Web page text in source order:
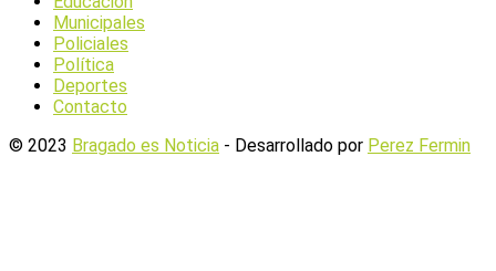
Municipales
Policiales
Política
Deportes
Contacto
© 2023 Bragado es Noticia - Desarrollado por Perez Fermin